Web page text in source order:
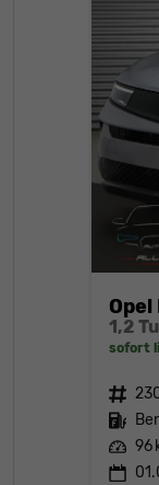
Opel
1,2
sofort
Fahrzeugnr.
Kraftstoff
Leistung 96